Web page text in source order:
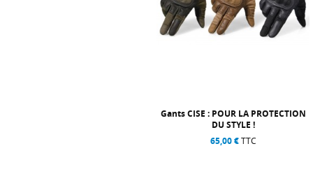
Gants CISE : POUR LA PROTECTION